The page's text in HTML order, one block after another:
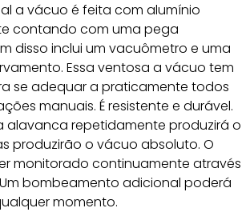
a vácuo é feita com alumínio
contando com uma pega
disso inclui um vacuômetro e uma
Essa ventosa a vácuo tem
se adequar a praticamente todos
manuais. É resistente e durável.
alavanca repetidamente produzirá o
produzirão o vácuo absoluto. O
monitorado continuamente através
bombeamento adicional poderá
momento.